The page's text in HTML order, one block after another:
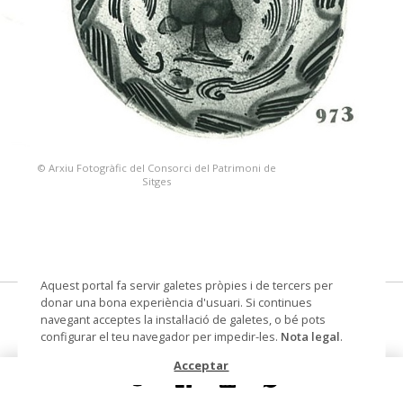
© Arxiu Fotogràfic del Consorci del Patrimoni de
Sitges
conca
Datació Segle XIX
Aquest portal fa servir galetes pròpies i de tercers per
donar una bona experiència d'usuari. Si continues
navegant acceptes la instal·lació de galetes, o bé pots
configurar el teu navegador per impedir-les. Nota legal.
Acceptar